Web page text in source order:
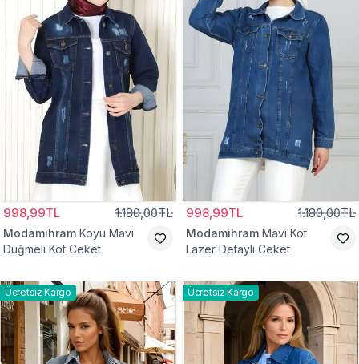
998,99TL 1.180,00TL
Modamihram Koyu Mavi
Düğmeli Kot Ceket
998,99TL 1.180,00TL
Modamihram Mavi Kot
Lazer Detaylı Ceket
Ücretsiz Kargo Ücretsiz Kargo